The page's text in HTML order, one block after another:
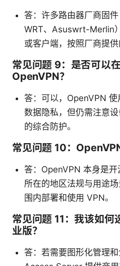
答：许多路由器厂商固
WRT、Asuswrt-Merlin
或客户端，按照厂商提供
常见问题 9：是否可以
OpenVPN？
答：可以，OpenVPN
数据隐私，但仍需注意
的综合防护。
常见问题 10：
答：OpenVPN 本身是
所在的地区法规与用途
围内部署和使用 VPN。
常见问题 11：我该如何
业版？
答：若需要图形化管理